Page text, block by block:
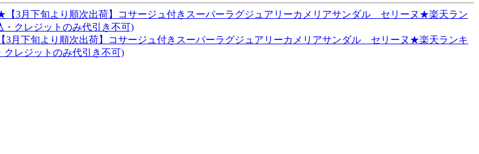
下旬より順次出荷】コサージュ付きスーパーラグジュアリーカメリアサンダル セリーヌ★楽天ランキ
レジットのみ代引き不可)